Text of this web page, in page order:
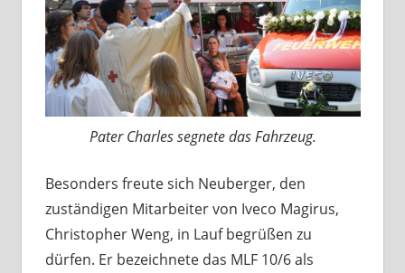
Pater Charles segnete das Fahrzeug.
Besonders freute sich Neuberger, den
zuständigen Mitarbeiter von Iveco Magirus,
Christopher Weng, in Lauf begrüßen zu
dürfen. Er bezeichnete das MLF 10/6 als